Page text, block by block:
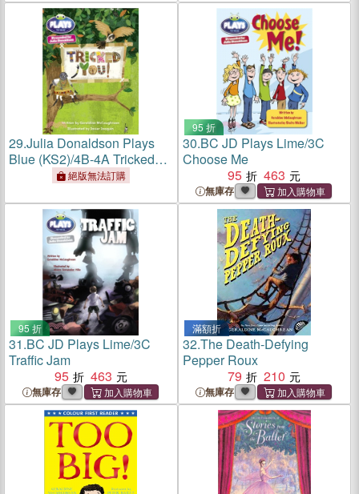
29.Julia Donaldson Plays
Blue (KS2)/4B-4A Tricked
絕版無法訂購
95 折
30.BC JD Plays Lime/3C
Choose Me
95
463
無庫存
95 折
31.BC JD Plays Lime/3C
Traffic Jam
95
463
無庫存
滿額折
32.The Death-Defying
Pepper Roux
79
210
無庫存